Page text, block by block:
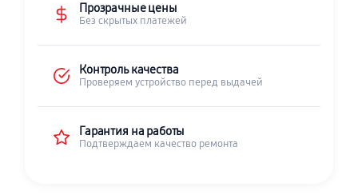
Прозрачные цены
Без скрытых платежей
Контроль качества
Проверяем устройство перед выдачей
Гарантия на работы
Подтверждаем качество ремонта